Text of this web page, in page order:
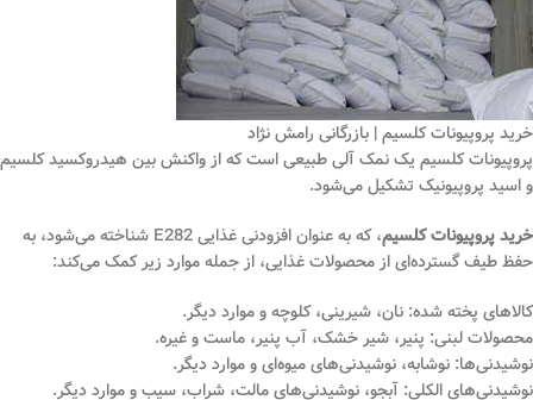
خرید پروپیونات کلسیم | بازرگانی رامش نژاد
پروپیونات کلسیم یک نمک آلی طبیعی است که از واکنش بین هیدروکسید کلسیم
و اسید پروپیونیک تشکیل می‌شود.
خرید پروپیونات کلسیم
، که به عنوان افزودنی غذایی E282 شناخته می‌شود، به
حفظ طیف گسترده‌ای از محصولات غذایی، از جمله موارد زیر کمک می‌کند:
کالاهای پخته شده: نان، شیرینی، کلوچه و موارد دیگر.
محصولات لبنی: پنیر، شیر خشک، آب پنیر، ماست و غیره.
نوشیدنی‌ها: نوشابه، نوشیدنی‌های میوه‌ای و موارد دیگر.
نوشیدنی‌های الکلی: آبجو، نوشیدنی‌های مالت، شراب، سیب و موارد دیگر.